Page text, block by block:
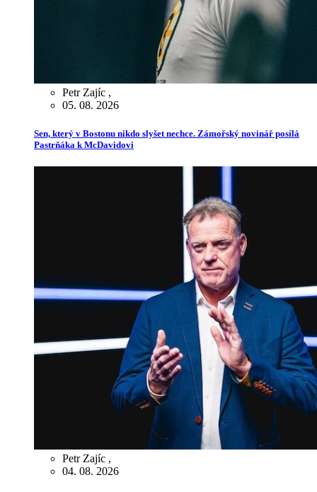
Petr Zajíc ,
05. 08. 2026
Sen, který v Bostonu nikdo slyšet nechce. Zámořský novinář posílá
Pastrňáka k McDavidovi
Petr Zajíc ,
04. 08. 2026